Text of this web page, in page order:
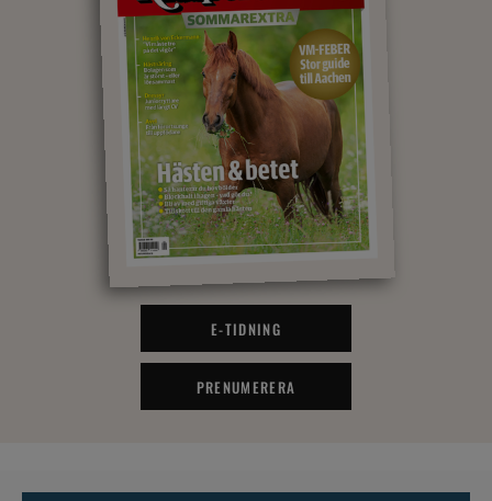
E-TIDNING
PRENUMERERA